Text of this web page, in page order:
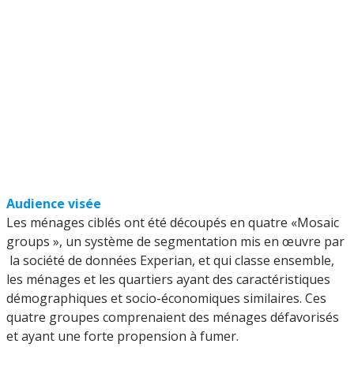
Audience visée
Les ménages ciblés ont été découpés en quatre «Mosaic
groups », un système de segmentation mis en œuvre par
la société de données Experian, et qui classe ensemble,
les ménages et les quartiers ayant des caractéristiques
démographiques et socio-économiques similaires. Ces
quatre groupes comprenaient des ménages défavorisés
et ayant une forte propension à fumer.